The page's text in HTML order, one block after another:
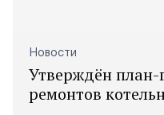
Новости
Утверждён
ремонтов